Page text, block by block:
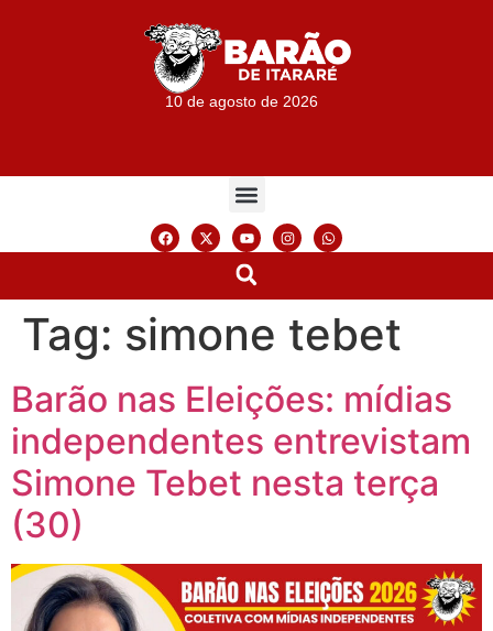
10 de agosto de 2026
Tag: simone tebet
Barão nas Eleições: mídias
independentes entrevistam
Simone Tebet nesta terça
(30)